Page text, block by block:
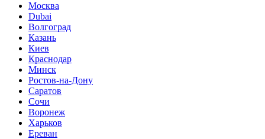
Москва
Dubai
Волгоград
Казань
Киев
Краснодар
Минск
Ростов-на-Дону
Саратов
Сочи
Воронеж
Харьков
Ереван